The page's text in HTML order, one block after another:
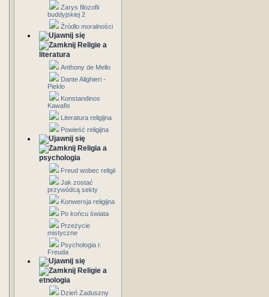
Zarys filozofii
buddyjskiej 2
Źródło moralności
Religie a
literatura
Anthony de Mello
Dante Alighieri -
Piekło
Konstandinos
Kawafis
Literatura religijna
Powieść religijna
Religia a
psychologia
Freud wobec religii
Jak zostać
przywódcą sekty
Konwersja religijna
Po końcu świata
Przeżycie
mistyczne
Psychologia r.
Freuda
Religie a
etnologia
Dzień Zaduszny